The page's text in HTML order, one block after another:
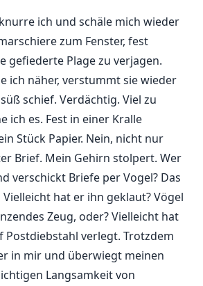
knurre ich und schäle mich wieder
zum Fenster, fest
gefiederte Plage zu verjagen.
ich näher, verstummt sie wieder
schief. Verdächtig. Viel zu
ich es. Fest in einer Kralle
Stück Papier. Nein, nicht nur
Brief. Mein Gehirn stolpert. Wer
verschickt Briefe per Vogel? Das
hat er ihn geklaut? Vögel
Zeug, oder? Vielleicht hat
Postdiebstahl verlegt. Trotzdem
in mir und überwiegt meinen
Langsamkeit von